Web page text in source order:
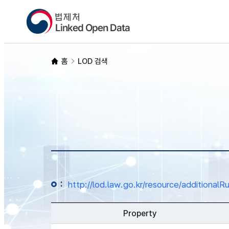
홈 LOD 검색
: http://lod.law.go.kr/resource/
Property